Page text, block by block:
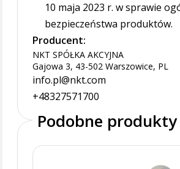
10 maja 2023 r. w sprawie
bezpieczeństwa produktów.
Producent:
NKT SPÓŁKA AKCYJNA
Gajowa 3, 43-502 Warszowice, PL
info.pl@nkt.com
+48327571700
Podobne produkty